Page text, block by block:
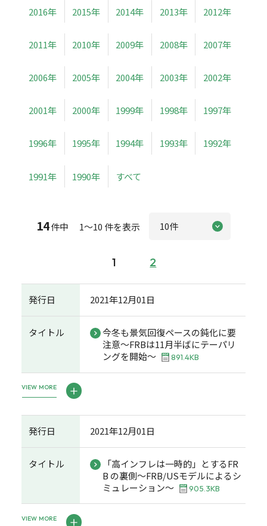
2016年 2015年 2014年 2013年 2012年
2011年 2010年 2009年 2008年 2007年
2006年 2005年 2004年 2003年 2002年
2001年 2000年 1999年 1998年 1997年
1996年 1995年 1994年 1993年 1992年
1991年 1990年 すべて
14件中 1～10 件を表示
1 2
発行日 2021年12月01日
タイトル
今冬も景気回復ペースの鈍化に要
注意～FRBは11月半ばにテーパリ
ングを開始～
891.4KB
VIEW MORE
発行日 2021年12月01日
タイトル
「高インフレは一時的」とするFR
B の裏側～FRB/USモデルによるシ
ミュレーション～
905.3KB
VIEW MORE